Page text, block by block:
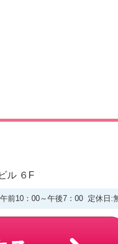
ル ６F
午前10：00～午後7：00 定休日: